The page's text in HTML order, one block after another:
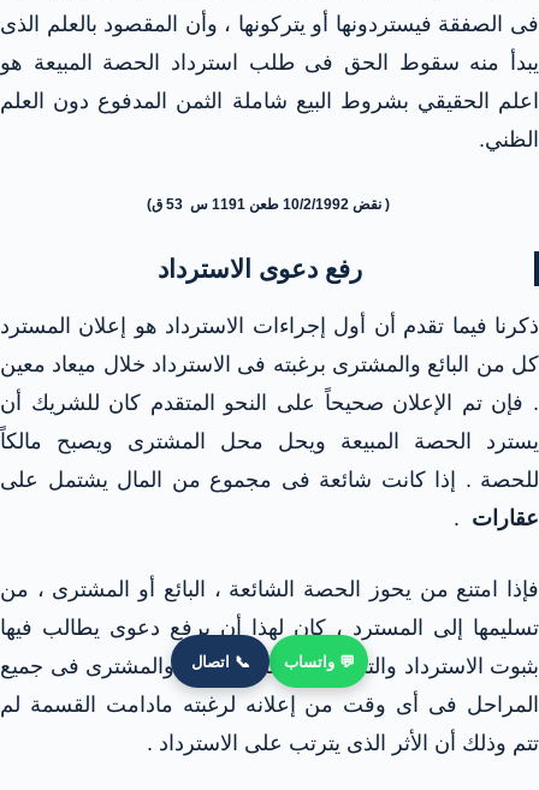
فى الصفقة فيستردونها أو يتركونها ، وأن المقصود بالعلم الذى
يبدأ منه سقوط الحق فى طلب استرداد الحصة المبيعة هو
اعلم الحقيقي بشروط البيع شاملة الثمن المدفوع دون العلم
الظني.
( نقض 10/2/1992 طعن 1191 س 53 ق)
رفع دعوى الاسترداد
ذكرنا فيما تقدم أن أول إجراءات الاسترداد هو إعلان المسترد
كل من البائع والمشترى برغبته فى الاسترداد خلال ميعاد معين
. فإن تم الإعلان صحيحاً على النحو المتقدم كان للشريك أن
يسترد الحصة المبيعة ويحل محل المشترى ويصبح مالكاً
للحصة . إذا كانت شائعة فى مجموع من المال يشتمل على
عقارات .
فإذا امتنع من يحوز الحصة الشائعة ، البائع أو المشترى ، من
تسليمها إلى المسترد ، كان لهذا أن يرفع دعوى يطالب فيها
بثبوت الاسترداد والتسليم ، ويختصم البائع والمشترى فى جميع
المراحل فى أى وقت من إعلانه لرغبته مادامت القسمة لم
تتم وذلك أن الأثر الذى يترتب على الاسترداد .
💬 واتساب 📞 اتصال